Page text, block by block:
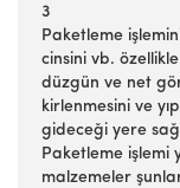
3
Paketleme
cinsini vb.
düzgün ve net
kirlenmesini ve
gideceği yere
Paketleme işlemi
malzemeler